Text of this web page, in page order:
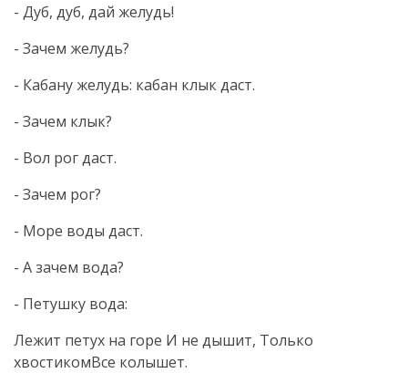
- Дуб, дуб, дай желудь!
- Зачем желудь?
- Кабану желудь: кабан клык даст.
- Зачем клык?
- Вол рог даст.
- Зачем рог?
- Море воды даст.
- А зачем вода?
- Петушку вода:
Лежит петух на горе И не дышит, Только
хвостикомВсе колышет.